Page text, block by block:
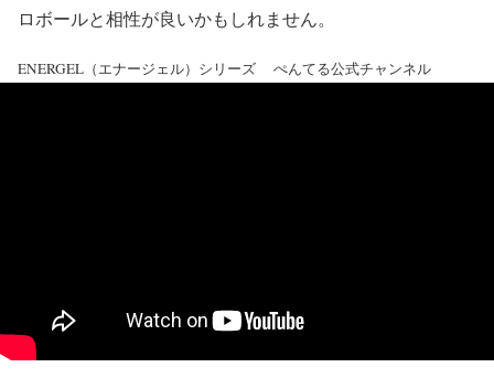
ロボールと相性が良いかもしれません。
ENERGEL（エナージェル）シリーズ ぺんてる公式チャンネル